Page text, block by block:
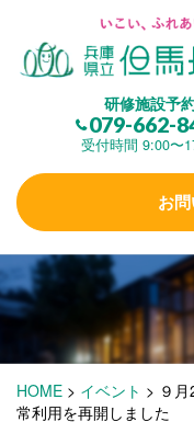
研修施設予
079-662-
受付時間 9:00〜
お
但馬長寿の郷とは
(研修施設)
楽しむ
学 ぶ (健康福祉)
泊まる(宿泊)
HOME > イベント > ９
常利用を再開しました